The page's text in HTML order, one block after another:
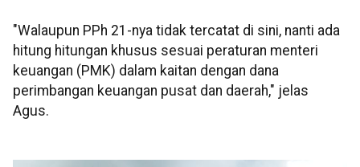
"Walaupun PPh 21-nya tidak tercatat di sini, nanti ada
hitung hitungan khusus sesuai peraturan menteri
keuangan (PMK) dalam kaitan dengan dana
perimbangan keuangan pusat dan daerah," jelas
Agus.